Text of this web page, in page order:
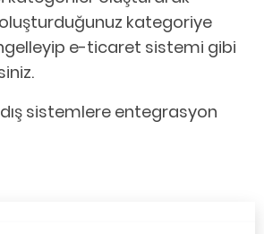
kategoriye
e-ticaret sistemi gibi
sistemlere entegrasyon